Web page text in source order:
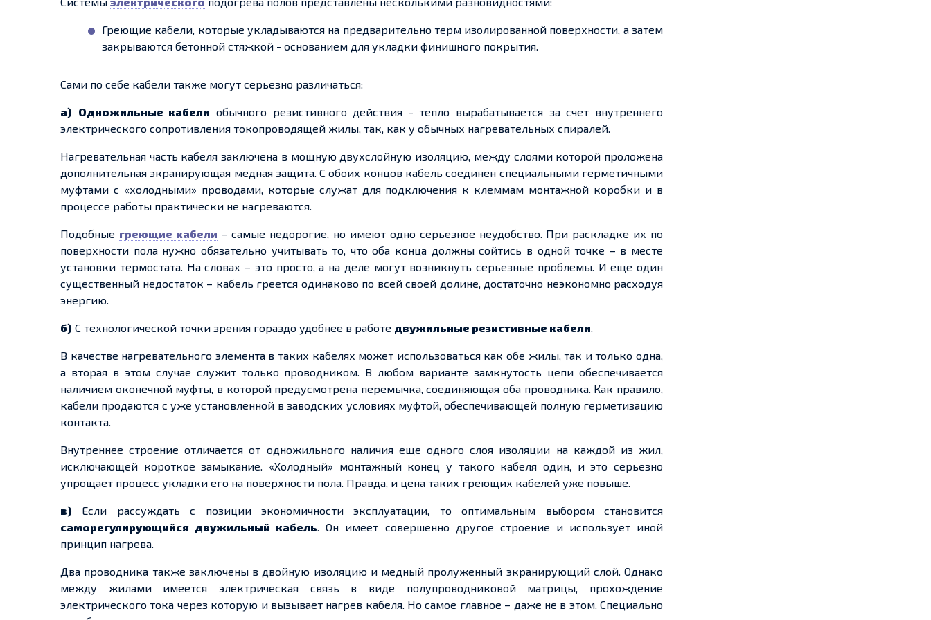
Греющие кабели, которые укладываются на предварительно терм изолированной поверхности, а затем
закрываются бетонной стяжкой - основанием для укладки финишного покрытия.
Сами по себе кабели также могут серьезно различаться:
а) Одножильные кабели обычного резистивного действия - тепло вырабатывается засчет внутреннего
электрического сопротивления токопроводящей жилы, так, как у обычных нагревательных спиралей.
Нагревательная часть кабеля заключена в мощную двухслойную изоляцию, между слоями которой проложена
дополнительная экранирующая медная защита. С обоих концов кабельсоединен специальными герметичными
муфтами с «холодными» проводами, которые служат для подключения к клеммам монтажной коробки и в
процессе работы практически не нагреваются.
Подобные греющие кабели – самые недорогие, но имеют одно серьезное неудобство. При раскладке их по
поверхности пола нужно обязательно учитывать то, что оба конца должны сойтись в одной точке – в месте
установки термостата. На словах – это просто, а на деле могут возникнуть серьезные проблемы. Иеще один
существенный недостаток – кабель греется одинаково по всей своей долине, достаточно неэкономно расходуя
энергию.
б) С технологической точки зрения гораздо удобнее в работе двужильные резистивные кабели.
В качестве нагревательного элемента в таких кабелях может использоваться как обе жилы, так и только одна,
а вторая в этом случае служит только проводником. В любом варианте замкнутость цепи обеспечивается
наличием оконечной муфты, в которой предусмотрена перемычка, соединяющая оба проводника. Как правило,
кабели продаются с уже установленной в заводских условиях муфтой, обеспечивающей полную герметизацию
контакта.
Внутреннее строение отличается от одножильного наличия еще одного слоя изоляции на каждой из жил,
исключающей короткое замыкание. «Холодный» монтажный конец у такого кабеля один, и это серьезно
упрощает процесс укладки его на поверхности пола. Правда, и цена таких греющих кабелей уже повыше.
в) Если рассуждать с позиции экономичности эксплуатации, то оптимальным выбором становится
саморегулирующийся двужильный кабель. Он имеет совершенно другое строение и использует иной
принцип нагрева.
Два проводника также заключены в двойную изоляцию и медный пролуженный экранирующий слой. Однако
между жилами имеется электрическая связь в виде полупроводниковой матрицы, прохождение
электрическоготока через которую и вызывает нагрев кабеля. Но самое главное – даже не в этом. Специально